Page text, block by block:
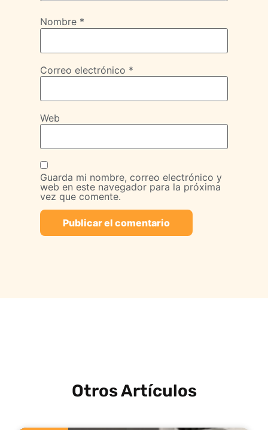
Nombre *
Correo electrónico *
Web
Guarda mi nombre, correo electrónico y
web en este navegador para la próxima
vez que comente.
Otros Artículos